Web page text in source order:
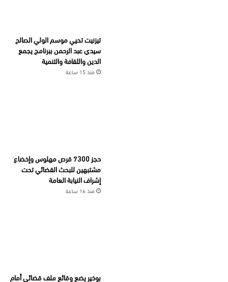
تيزنيت تحيي موسم الولي الصالح
سيدي عبد الرحمن ببرنامج يجمع
الدين والثقافة والتنمية
منذ 15 ساعة
حجز 7300 قرص مهلوس وإخضاع
مشتبهين للبحث القضائي تحت
إشراف النيابة العامة
منذ 16 ساعة
بوخير يضع وقائع ملف قضائي أمام